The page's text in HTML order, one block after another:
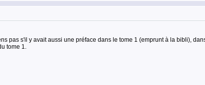
pas s'il y avait aussi une préface dans le tome 1 (emprunt à la bibli),
tome 1.